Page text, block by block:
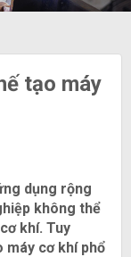
tạo máy
dụng rộng
không thể
khí. Tuy
máy cơ khí phổ